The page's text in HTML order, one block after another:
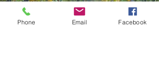
Phone Email Facebook